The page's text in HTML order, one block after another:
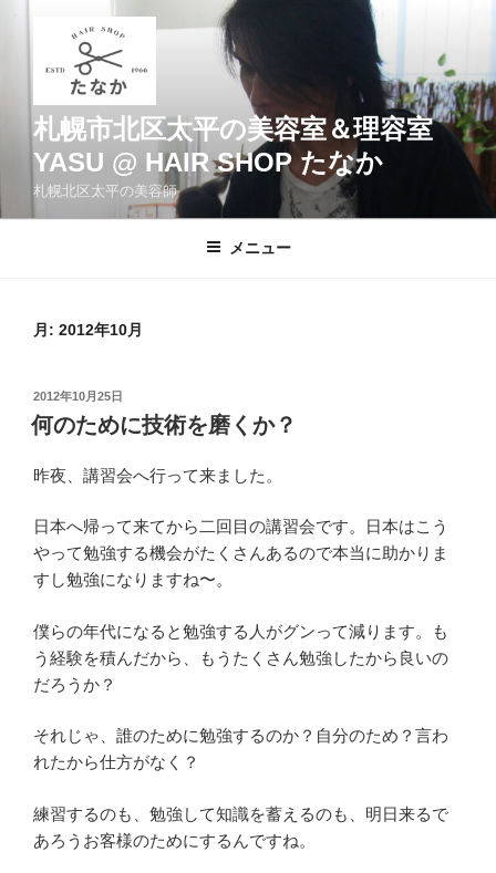
ッ
札幌市北区太平の美容室＆理容室
YASU @ HAIR SHOP たなか
札幌北区太平の美容師
メニュー
月: 2012年10月
投
稿
日:
2012年10月25日
何のために技術を磨くか？
昨夜、講習会へ行って来ました。
日本へ帰って来てから二回目の講習会です。日本はこう
やって勉強する機会がたくさんあるので本当に助かりま
すし勉強になりますね〜。
僕らの年代になると勉強する人がグンって減ります。も
う経験を積んだから、もうたくさん勉強したから良いの
だろうか？
それじゃ、誰のために勉強するのか？自分のため？言わ
れたから仕方がなく？
練習するのも、勉強して知識を蓄えるのも、明日来るで
あろうお客様のためにするんですね。